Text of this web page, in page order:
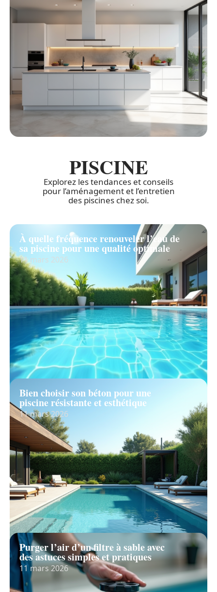
PISCINE
Explorez les tendances et conseils
pour l’aménagement et l’entretien
des piscines chez soi.
À quelle fréquence renouveler l’eau de
sa piscine pour une qualité optimale
11 mars 2026
Bien choisir son béton pour une
piscine résistante et esthétique
11 mars 2026
Purger l’air d’un filtre à sable avec
des astuces simples et pratiques
11 mars 2026